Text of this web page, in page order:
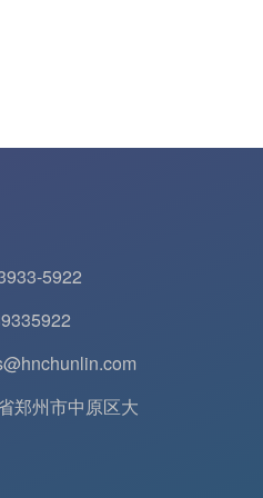
5922
郑州市中原区大